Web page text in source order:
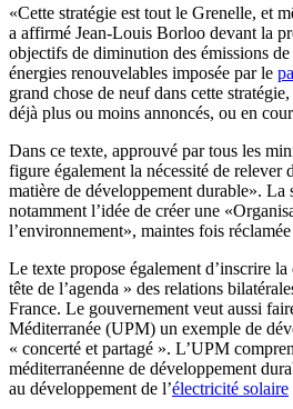
«Cette stratégie est tout le Grenelle, et
a affirmé Jean-Louis Borloo devant la
objectifs de diminution des émissions
énergies renouvelables imposée par le
grand chose de neuf dans cette
déjà plus ou moins annoncés, ou en
Dans ce texte, approuvé par tous les
figure également la nécessité de relever
matière de développement durable». La
notamment l’idée de créer une
l’environnement», maintes fois
Le texte propose également d’inscrire
tête de l’agenda » des relations
France. Le gouvernement veut aussi
Méditerranée (UPM) un exemple de
« concerté et partagé ». L’UPM
méditerranéenne de développement
au développement de l’électricité solaire